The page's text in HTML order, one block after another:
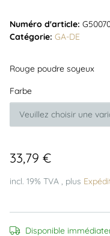
Numéro d'article:
Catégorie: GA-DE
Rouge poudre soyeux
Farbe
Veuillez choisir une
33,79 €
incl. 19% TVA , plus
Disponible